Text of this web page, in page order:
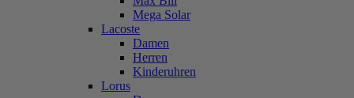
Mega Solar
Lacoste
Damen
Herren
Kinderuhren
Lorus